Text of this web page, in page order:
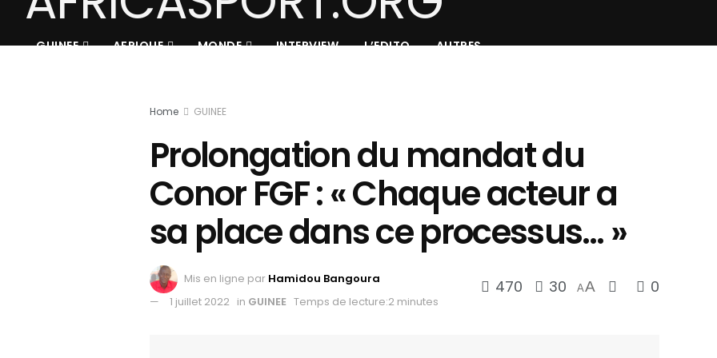
GUINEE AFRIQUE MONDE INTERVIEW L’EDITO AUTRES
Home GUINEE
Prolongation du mandat du
Conor FGF : « Chaque acteur a
sa place dans ce processus… »
Mis en ligne par Hamidou Bangoura
1 juillet 2022 in GUINEE Temps de lecture:2 minutes
470 30 AA 0